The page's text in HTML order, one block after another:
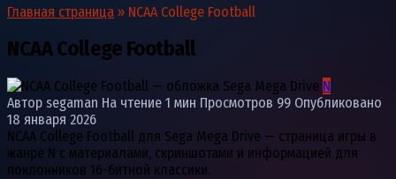
Главная страница » NCAA College Football
NCAA College Football
N
Автор segaman На чтение 1 мин Просмотров 99 Опубликовано
18 января 2026
NCAA College Football для Sega Mega Drive — страница игры в
жанре N с материалами, скриншотами и информацией для
поклонников 16-битной классики.